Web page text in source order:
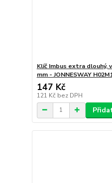
Klíč Imbus extra dlouhý,
mm - JONNESWAY
147 Kč
121 Kč bez DPH